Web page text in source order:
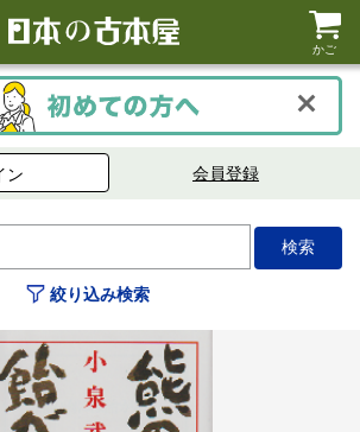
かご
ン 会員登録
絞り込み検索